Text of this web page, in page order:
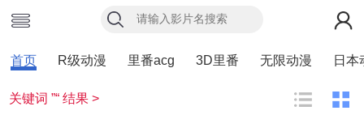
首页 R级动漫 里番acg 3D里番 无限动漫 日本
关键词 ”“ 结果 >